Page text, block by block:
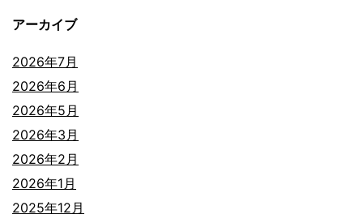
アーカイブ
2026年7月
2026年6月
2026年5月
2026年3月
2026年2月
2026年1月
2025年12月